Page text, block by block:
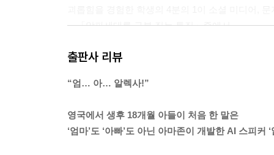
---「알파세대를 구분 짓는 특징」중에서
현재 15~19세 아이 4명 중 1명이 심각한 정신 질
제로 떠올랐다.
기술은 우리 모두에게 영향을 주지만, 성격을 형
출판사 리뷰
“엄… 아… 알렉사!”
영국에서 생후 18개월 아들이 처음 한 말은
‘엄마’도 ‘아빠’도 아닌 아마존이 개발한 AI 스피커